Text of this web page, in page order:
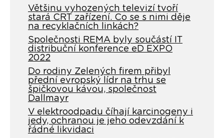
Většinu vyhozených televizí tvoří
stará CRT zařízení. Co se s nimi děje
na recyklačních linkách?
Společnosti REMA byly součástí IT
distribuční konference eD EXPO
2022
Do rodiny Zelených firem přibyl
přední evropský lídr na trhu se
špičkovou kávou, společnost
Dallmayr
V elektroodpadu číhají karcinogeny i
jedy, ochranou je jeho odevzdání k
řádné likvidaci